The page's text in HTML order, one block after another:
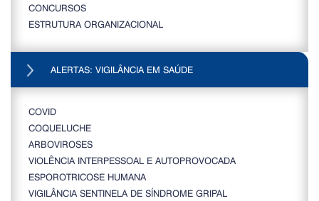
CONCURSOS
ESTRUTURA ORGANIZACIONAL
ALERTAS: VIGILÂNCIA EM SAÚDE
COVID
COQUELUCHE
ARBOVIROSES
VIOLÊNCIA INTERPESSOAL E AUTOPROVOCADA
ESPOROTRICOSE HUMANA
VIGILÂNCIA SENTINELA DE SÍNDROME GRIPAL